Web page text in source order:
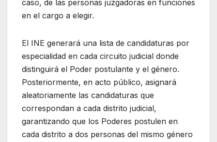
caso, de las personas juzgadoras en funciones
en el cargo a elegir.
El INE generará una lista de candidaturas por
especialidad en cada circuito judicial donde
distinguirá el Poder postulante y el género.
Posteriormente, en acto público, asignará
aleatoriamente las candidaturas que
correspondan a cada distrito judicial,
garantizando que los Poderes postulen en
cada distrito a dos personas del mismo género